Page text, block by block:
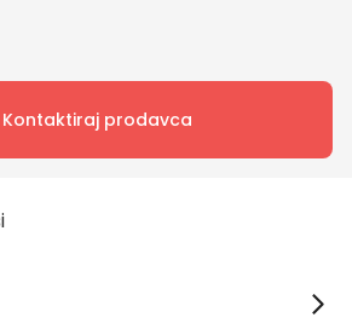
Kontaktiraj prodavca